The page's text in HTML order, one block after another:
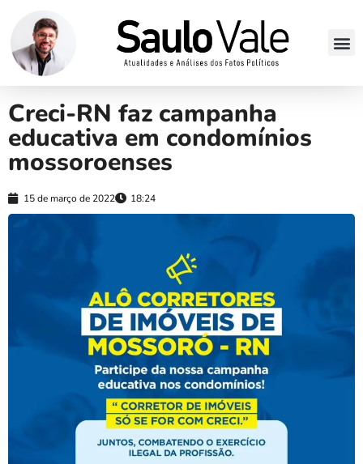
Creci-RN faz campanha
educativa em condomínios
mossoroenses
15 de março de 2022 18:24